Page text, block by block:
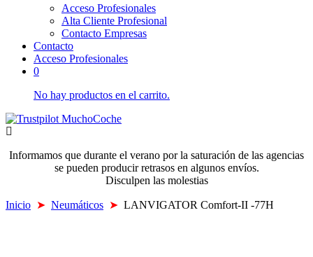
Acceso Profesionales
Alta Cliente Profesional
Contacto Empresas
Contacto
Acceso Profesionales
0
No hay productos en el carrito.
Informamos que durante el verano por la saturación de las agencias
se pueden producir retrasos en algunos envíos.
Disculpen las molestias
Inicio ➤ Neumáticos ➤ LANVIGATOR Comfort-II -77H